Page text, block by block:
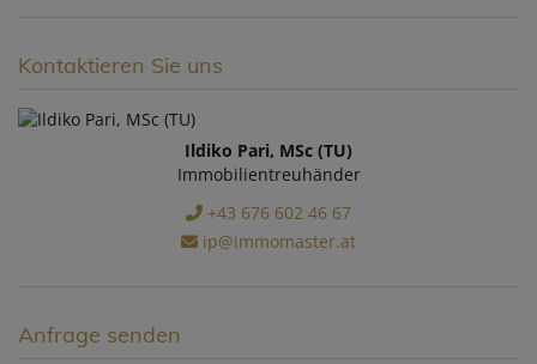
Kontaktieren Sie uns
Ildiko Pari, MSc (TU)
Immobilientreuhänder
+43 676 602 46 67
ip@immomaster.at
Anfrage senden